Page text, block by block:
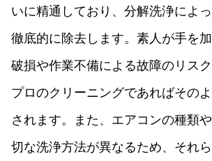
いに精通しており、分解洗浄によ
徹底的に除去します。素人が手を
破損や作業不備による故障のリスク
プロのクリーニングであればその
されます。また、エアコンの種類
切な洗浄方法が異なるため、それ